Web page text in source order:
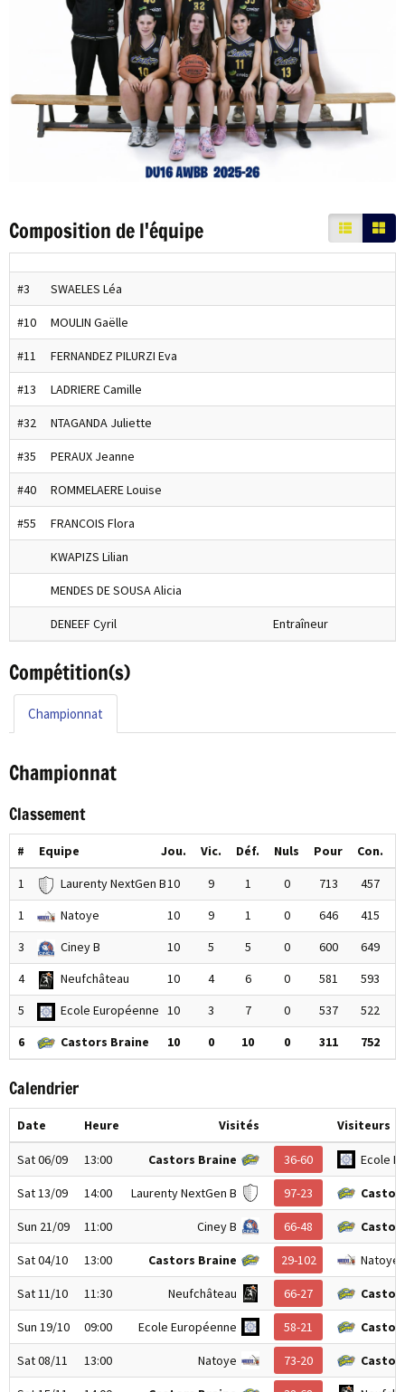
Composition de l'équipe
#3 SWAELES Léa
#10 MOULIN Gaëlle
#11 FERNANDEZ PILURZI Eva
#13 LADRIERE Camille
#32 NTAGANDA Juliette
#35 PERAUX Jeanne
#40 ROMMELAERE Louise
#55 FRANCOIS Flora
KWAPIZS Lilian
MENDES DE SOUSA Alicia
DENEEF Cyril Entraîneur
Compétition(s)
Championnat
Championnat
Classement
# Equipe Jou. Vic. Déf. Nuls Pour Con.
1
Laurenty NextGen B10 9 1 0 713 457
1
Natoye 10 9 1 0 646 415
3
Ciney B 10 5 5 0 600 649
4
Neufchâteau 10 4 6 0 581 593
5
Ecole Européenne 10 3 7 0 537 522
6
Castors Braine 10 0 10 0 311 752
Calendrier
Date Heure Visités Visiteurs
Sat 06/09 13:00 Castors Braine 36-60 Ecole
Sat 13/09 14:00 Laurenty NextGen B 97-23
Sun 21/09 11:00 Ciney B 66-48
Sat 04/10 13:00 Castors Braine 29-102 Natoye
Sat 11/10 11:30 Neufchâteau 66-27
Sun 19/10 09:00 Ecole Européenne 58-21
Sat 08/11 13:00 Natoye 73-20